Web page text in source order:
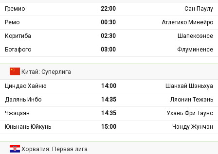
Гремио 22:00
Сан-Паулу
Ремо
00:30
Атлетико Минейро
Коритиба
02:30
Шапекоэнсе
Ботафого
03:00 Флуминенсе
Китай: Суперлига
Циндао Хайню 14:00
Шанхай Шэньхуа
Далянь Инбо
14:35
Ляонин Тежэнь
Чжэцзян
14:35
Ухань Фри Таунс
Юньнань Юйкунь
15:00 Чэнду Жунчэн
Хорватия: Первая лига